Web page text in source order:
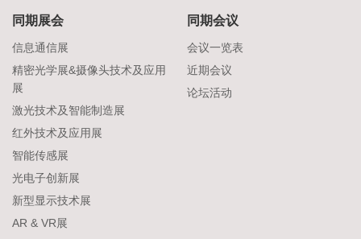
同期展会
信息通信展
精密光学展&摄像头技术及应用
展
激光技术及智能制造展
红外技术及应用展
智能传感展
光电子创新展
新型显示技术展
AR & VR展
同期会议
会议一览表
近期会议
论坛活动